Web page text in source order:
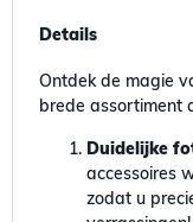
Details
Ontdek de magie
brede assortiment
Duidelijke
accessoires
zodat u